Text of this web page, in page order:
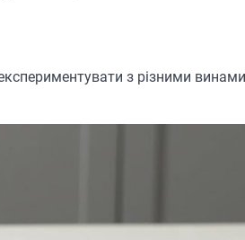
з різними